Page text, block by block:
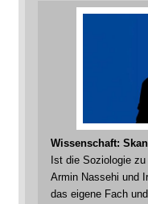
Wissenschaft:
Ist die Soziologie
Armin Nassehi und
das eigene Fach